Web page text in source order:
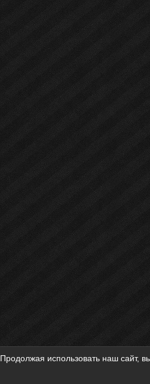
Продолжая использовать наш сайт,